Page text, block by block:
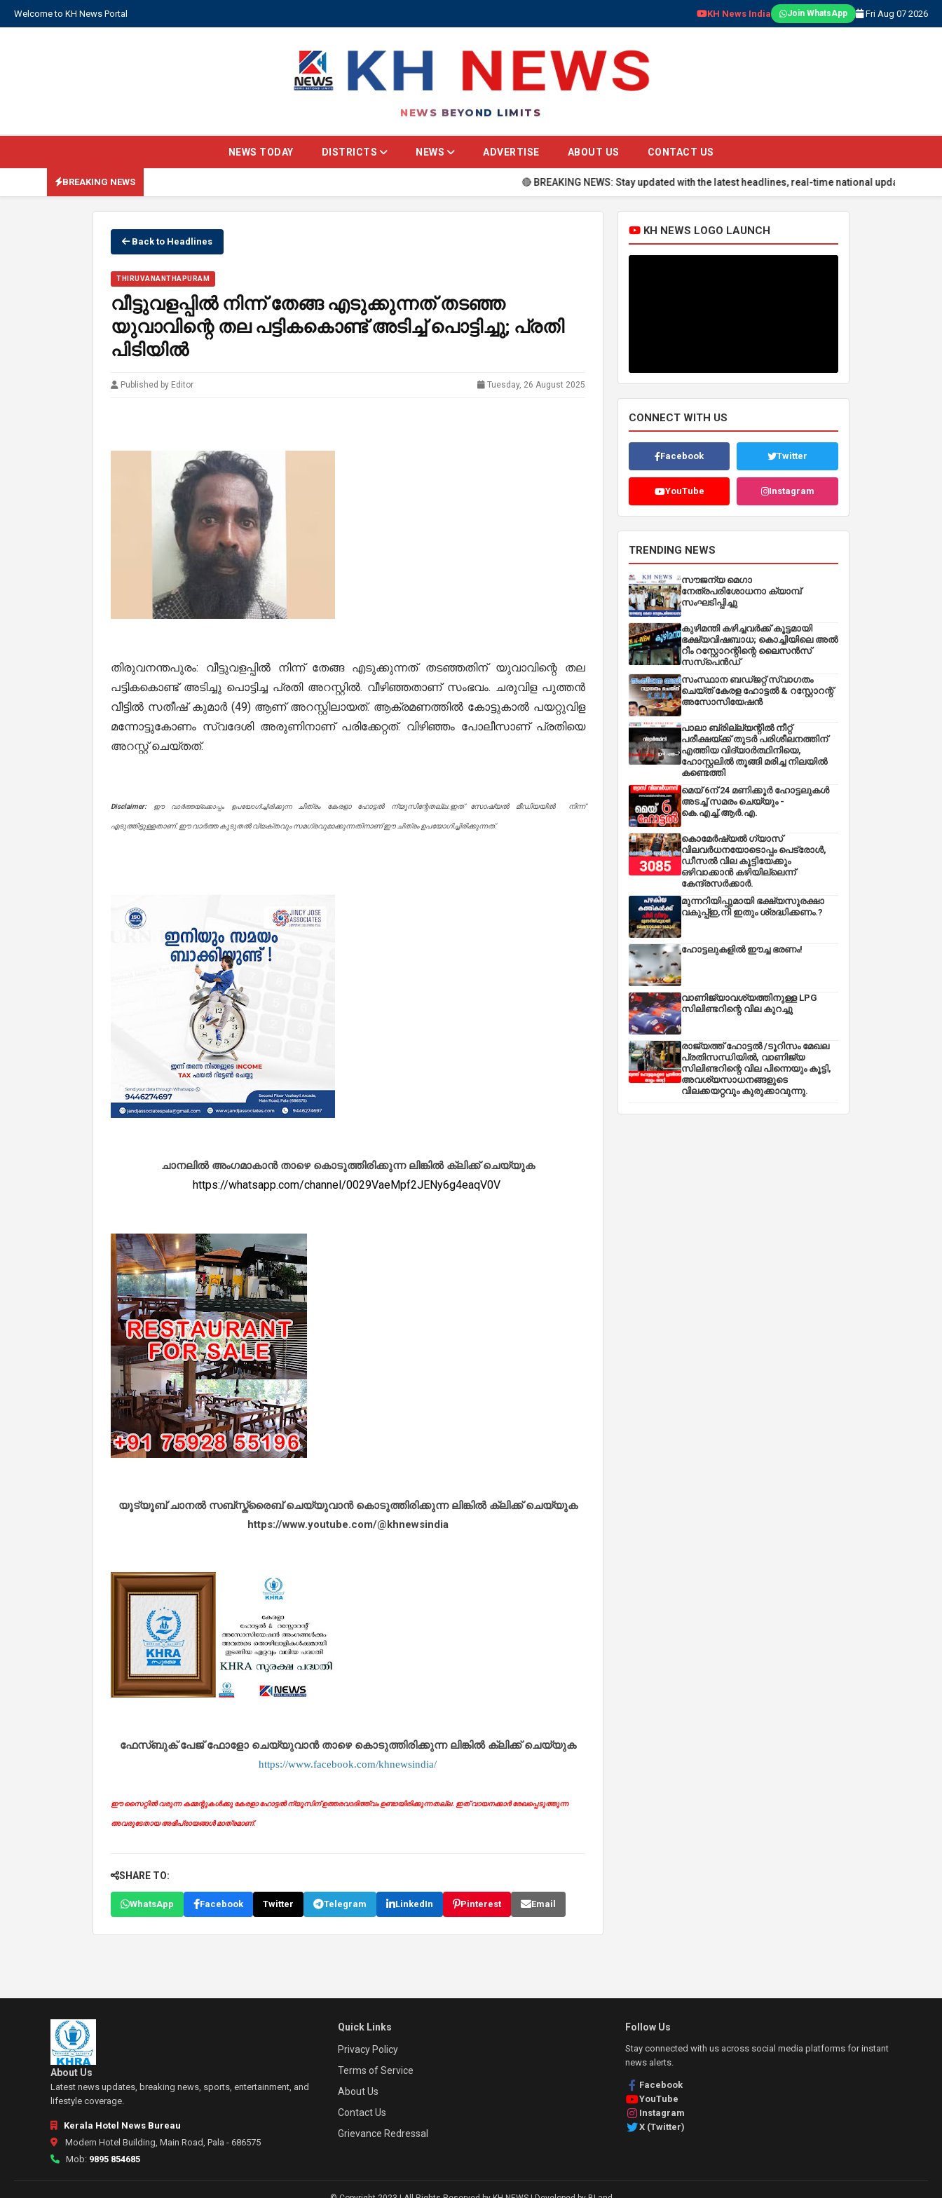
Welcome to KH News Portal KH News India Join WhatsApp Fri Aug 07 2026
NEWS BEYOND LIMITS
NEWS TODAY DISTRICTS NEWS ADVERTISE ABOUT US CONTACT US
BREAKING NEWS 🔴 BREAKING NEWS: Stay updated with the latest headlines, real-time national updates, global
Back to Headlines
THIRUVANANTHAPURAM
വീട്ടുവളപ്പില്‍ നിന്ന് തേങ്ങ എടുക്കുന്നത് തടഞ്ഞ
യുവാവിന്റെ തല പട്ടികകൊണ്ട് അടിച്ച് പൊട്ടിച്ചു; പ്രതി
പിടിയില്‍
Published by Editor Tuesday, 26 August 2025
തിരുവനന്തപുരം: വീട്ടുവളപ്പില്‍ നിന്ന് തേങ്ങ എടുക്കുന്നത് തടഞ്ഞതിന് യുവാവിന്റെ തല
പട്ടികകൊണ്ട് അടിച്ചു പൊട്ടിച്ച പ്രതി അറസ്റ്റിൽ. വീഴിഞ്ഞതാണ് സംഭവം. ചരുവിള പുത്തന്‍
വീട്ടില്‍ സതീഷ്‌ കുമാർ (49) ആണ് അറസ്റ്റിലായത്. ആക്രമണത്തിൽ കോട്ടുകാല്‍ പയറ്റുവിള
മന്നോട്ടുകോണം സ്വദേശി അരുണിനാണ് പരിക്കേറ്റത്. വിഴിഞ്ഞം പോലീസാണ് പ്രതിയെ
അറസ്റ്റ് ചെയ്തത്.
Disclaimer: ഈ വാർത്തയ്ക്കൊപ്പം ഉപയോഗിച്ചിരിക്കുന്ന ചിത്രം കേരളാ ഹോട്ടൽ ന്യൂസിന്റേതല്ല.ഇത് സോഷ്യൽ മീഡിയയിൽ നിന്ന്
എടുത്തിട്ടുള്ളതാണ്. ഈ വാർത്ത കൂടുതൽ വ്യക്തവും സമഗ്രവുമാക്കുന്നതിനാണ് ഈ ചിത്രം ഉപയോഗിച്ചിരിക്കുന്നത്.
ചാനലിൽ അംഗമാകാൻ താഴെ കൊടുത്തിരിക്കുന്ന ലിങ്കിൽ ക്ലിക്ക് ചെയ്യുക
https://whatsapp.com/channel/0029VaeMpf2JENy6g4eaqV0V
യൂട്യൂബ് ചാനൽ സബ്സ്ക്രൈബ് ചെയ്യുവാൻ കൊടുത്തിരിക്കുന്ന ലിങ്കിൽ ക്ലിക്ക് ചെയ്യുക
https://www.youtube.com/@khnewsindia
ഫേസ്ബുക് പേജ് ഫോളോ ചെയ്യുവാൻ താഴെ കൊടുത്തിരിക്കുന്ന ലിങ്കിൽ ക്ലിക്ക് ചെയ്യുക
https://www.facebook.com/khnewsindia/
ഈ സൈറ്റിൽ വരുന്ന കമ്മന്റുകൾക്കു കേരളാ ഹോട്ടൽ ന്യൂസിന് ഉത്തരവാദിത്ത്വം ഉണ്ടായിരിക്കുന്നതല്ല. ഇത് വായനക്കാർ രേഖപ്പെടുത്തുന്ന
അവരുടേതായ അഭിപ്രായങ്ങൾ മാത്രമാണ്.
SHARE TO:
WhatsApp Facebook Twitter Telegram LinkedIn Pinterest Email
KH NEWS LOGO LAUNCH
CONNECT WITH US
Facebook Twitter
YouTube Instagram
TRENDING NEWS
സൗജന്യ മെഗാ
നേത്രപരിശോധനാ ക്യാമ്പ്
സംഘടിപ്പിച്ചു
കുഴിമന്തി കഴിച്ചവർക്ക് കൂട്ടമായി
ഭക്ഷ്യവിഷബാധ; കൊച്ചിയിലെ അൽ
റീം റസ്റ്റോറന്റിന്റെ ലൈസൻസ്
സസ്പെൻഡ്
സംസ്ഥാന ബഡ്‌ജറ്റ് സ്വാഗതം
ചെയ്ത് കേരള ഹോട്ടൽ & റസ്റ്റോറന്റ്
അസോസിയേഷൻ
പാലാ ബ്രില്ല്യന്റിൽ നീറ്റ്
പരീക്ഷയ്ക്ക് തുടർ പരിശീലനത്തിന്
എത്തിയ വിദ്യാർത്ഥിനിയെ,
ഹോസ്റ്റലിൽ തൂങ്ങി മരിച്ച നിലയിൽ
കണ്ടെത്തി
മെയ് 6ന് 24 മണിക്കൂർ ഹോട്ടലുകൾ
അടച്ച് സമരം ചെയ്യും -
കെ.എച്ച്.ആർ.എ.
കൊമേർഷ്യൽ ഗ്യാസ്
വിലവർധനയോടൊപ്പം പെട്രോൾ,
ഡീസല്‍ വില കൂട്ടിയേക്കും
ഒഴിവാക്കാന്‍ കഴിയില്ലെന്ന്
കേന്ദ്രസര്‍ക്കാര്‍.
മുന്നറിയിപ്പുമായി ഭക്ഷ്യസുരക്ഷാ
വകുപ്പ്ഇ,നി ഇതും ശ്രദ്ധിക്കണം.?
ഹോട്ടലുകളിൽ ഈച്ച ഭരണം!
വാണിജ്യാവശ്യത്തിനുള്ള LPG
സിലിണ്ടറിന്റെ വില കുറച്ചു
രാജ്യത്ത് ഹോട്ടൽ /ടൂറിസം മേഖല
പ്രതിസന്ധിയിൽ, വാണിജ്യ
സിലിണ്ടറിന്റെ വില പിന്നെയും കൂട്ടി,
അവശ്യസാധനങ്ങളുടെ
വിലക്കയറ്റവും കുരുക്കാവുന്നു.
About Us
Latest news updates, breaking news, sports, entertainment, and
lifestyle coverage.
Kerala Hotel News Bureau
Modern Hotel Building, Main Road, Pala - 686575
Mob: 9895 854685
Quick Links
Privacy Policy
Terms of Service
About Us
Contact Us
Grievance Redressal
Follow Us
Stay connected with us across social media platforms for instant
news alerts.
Facebook
YouTube
Instagram
X (Twitter)